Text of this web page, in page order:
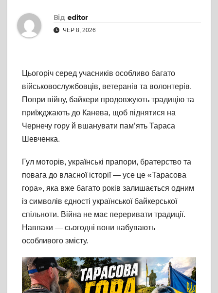
Від editor
ЧЕР 8, 2026
Цьогоріч серед учасників особливо багато
військовослужбовців, ветеранів та волонтерів.
Попри війну, байкери продовжують традицію та
приїжджають до Канева, щоб піднятися на
Чернечу гору й вшанувати пам’ять Тараса
Шевченка.
Гул моторів, українські прапори, братерство та
повага до власної історії — усе це «Тарасова
гора», яка вже багато років залишається одним
із символів єдності української байкерської
спільноти. Війна не має переривати традиції.
Навпаки — сьогодні вони набувають
особливого змісту.